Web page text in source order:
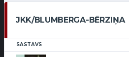
JKK/BLUMBERGA-BĒRZIŅA
SASTĀVS